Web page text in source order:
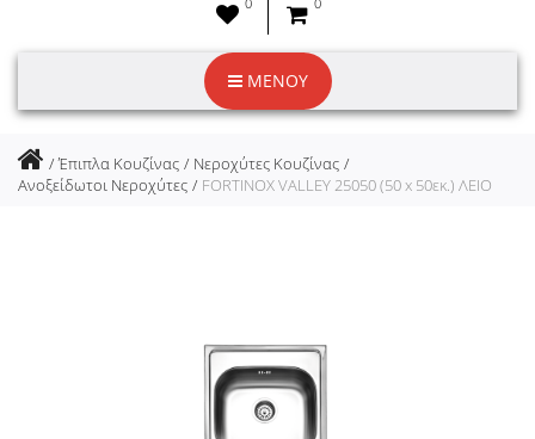
ΜΕΝΟΥ
Έπιπλα Κουζίνας
Νεροχύτες Κουζίνας
Ανοξείδωτοι Νεροχύτες
FORTINOX VALLEY 25050 (50 x 50εκ.) ΛΕΙΟ